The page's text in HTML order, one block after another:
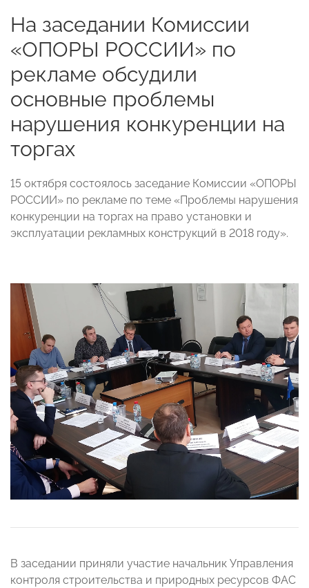
На заседании Комиссии
«ОПОРЫ РОССИИ» по
рекламе обсудили
основные проблемы
нарушения конкуренции на
торгах
15 октября состоялось заседание Комиссии «ОПОРЫ
РОССИИ» по рекламе по теме «Проблемы нарушения
конкуренции на торгах на право установки и
эксплуатации рекламных конструкций в 2018 году».
В заседании приняли участие начальник Управления
контроля строительства и природных ресурсов ФАС